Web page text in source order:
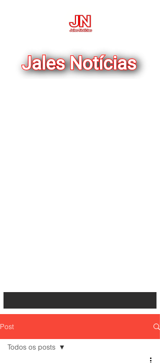
Post
Todos os posts